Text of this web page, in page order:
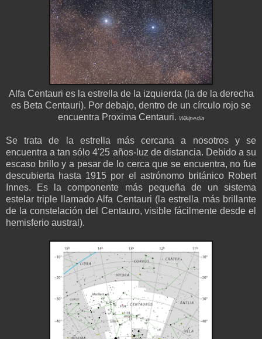
Alfa Centauri es la estrella de la izquierda (la de la derecha
es Beta Centauri). Por debajo, dentro de un círculo rojo se
encuentra Proxima Centauri. Wikipedia
Se trata de la estrella más cercana a nosotros y se
encuentra a tan sólo 4'25 años-luz de distancia. Debido a su
escaso brillo y a pesar de lo cerca que se encuentra, no fue
descubierta hasta 1915 por el astrónomo británico Robert
Innes. Es la componente más pequeña de un sistema
estelar triple llamado Alfa Centauri (la estrella más brillante
de la constelación del Centauro, visible fácilmente desde el
hemisferio austral).